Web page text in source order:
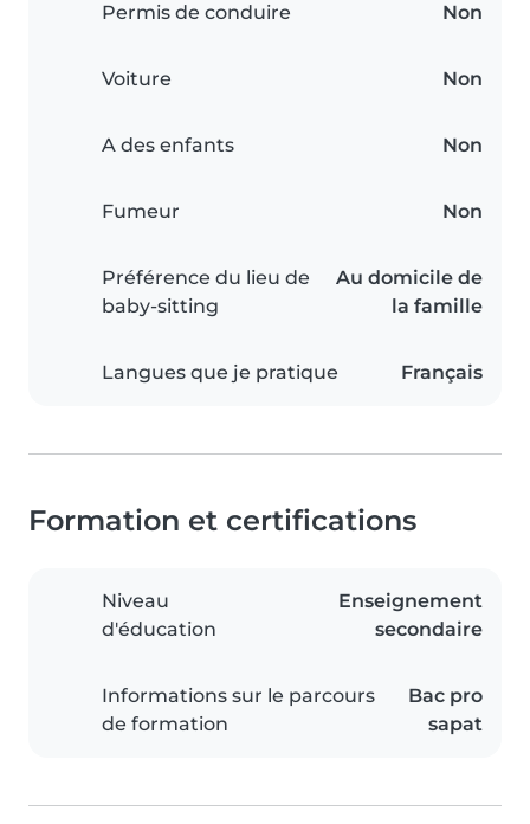
Permis de conduire Non
Voiture Non
A des enfants Non
Fumeur Non
Préférence du lieu de
baby-sitting
Au domicile de
la famille
Langues que je pratique Français
Formation et certifications
Niveau
d'éducation
Enseignement
secondaire
Informations sur le parcours
de formation
Bac pro
sapat